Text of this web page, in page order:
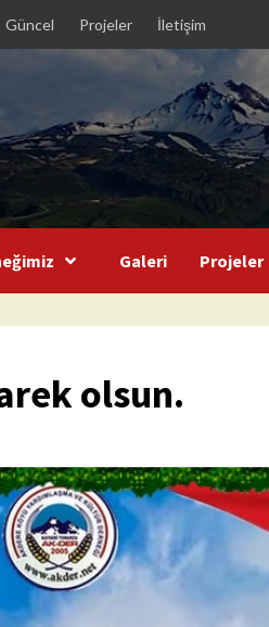
Güncel Projeler İletişim
Galeri Projeler
olsun.